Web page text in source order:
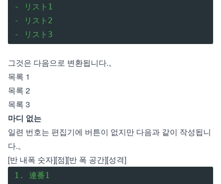
- リスト1
- リスト2
- リスト3
그것은 다음으로 변환됩니다.。
목록 1
목록 2
목록 3
마디 없는
일련 번호는 편집기에 버튼이 없지만 다음과 같이 작성됩니
다.。
[반 내폭 숫자][점][반 폭 공간][성격]
1. 連番1